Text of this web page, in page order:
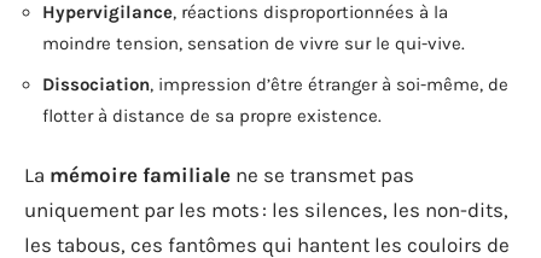
Hypervigilance, réactions disproportionnées à la
moindre tension, sensation de vivre sur le qui-vive.
Dissociation, impression d’être étranger à soi-même, de
flotter à distance de sa propre existence.
La mémoire familiale ne se transmet pas
uniquement par les mots : les silences, les non-dits,
les tabous, ces fantômes qui hantent les couloirs de